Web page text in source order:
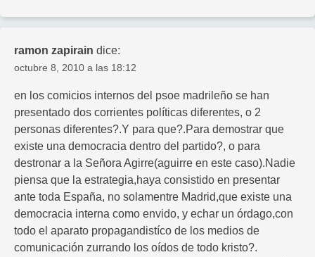
ramon zapirain dice:
octubre 8, 2010 a las 18:12
en los comicios internos del psoe madrileño se han
presentado dos corrientes políticas diferentes, o 2
personas diferentes?.Y para que?.Para demostrar que
existe una democracia dentro del partido?, o para
destronar a la Señora Agirre(aguirre en este caso).Nadie
piensa que la estrategia,haya consistido en presentar
ante toda España, no solamentre Madrid,que existe una
democracia interna como envido, y echar un órdago,con
todo el aparato propagandistíco de los medios de
comunicación zurrando los oídos de todo kristo?.